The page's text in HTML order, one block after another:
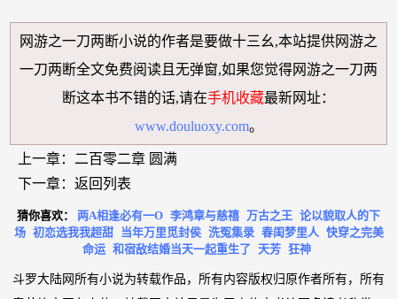
网游之一刀两断小说的作者是要做十三幺,本站提供网游之
一刀两断全文免费阅读 且无弹窗,如果您觉得网游之一刀两
断这本书不错的话,请在手机收藏最新网址：
www.douluoxy.com。
上一章： 二百零二章 圆满
下一章： 返回列表
猜你喜欢： 两A相逢必有一O 李鸿章与慈禧 万古之王 论以貌取人的下
场 初恋选我我超甜 当年万里觅封侯 洗冤集录 春闺梦里人 快穿之完美
命运 和宿敌结婚当天一起重生了 天芳 狂神
斗罗大陆网所有小说为转载作品，所有内容版权归原作者所有，所有